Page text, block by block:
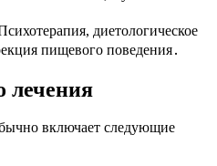
диетологическое
пищевого поведения․
лечения
включает следующие